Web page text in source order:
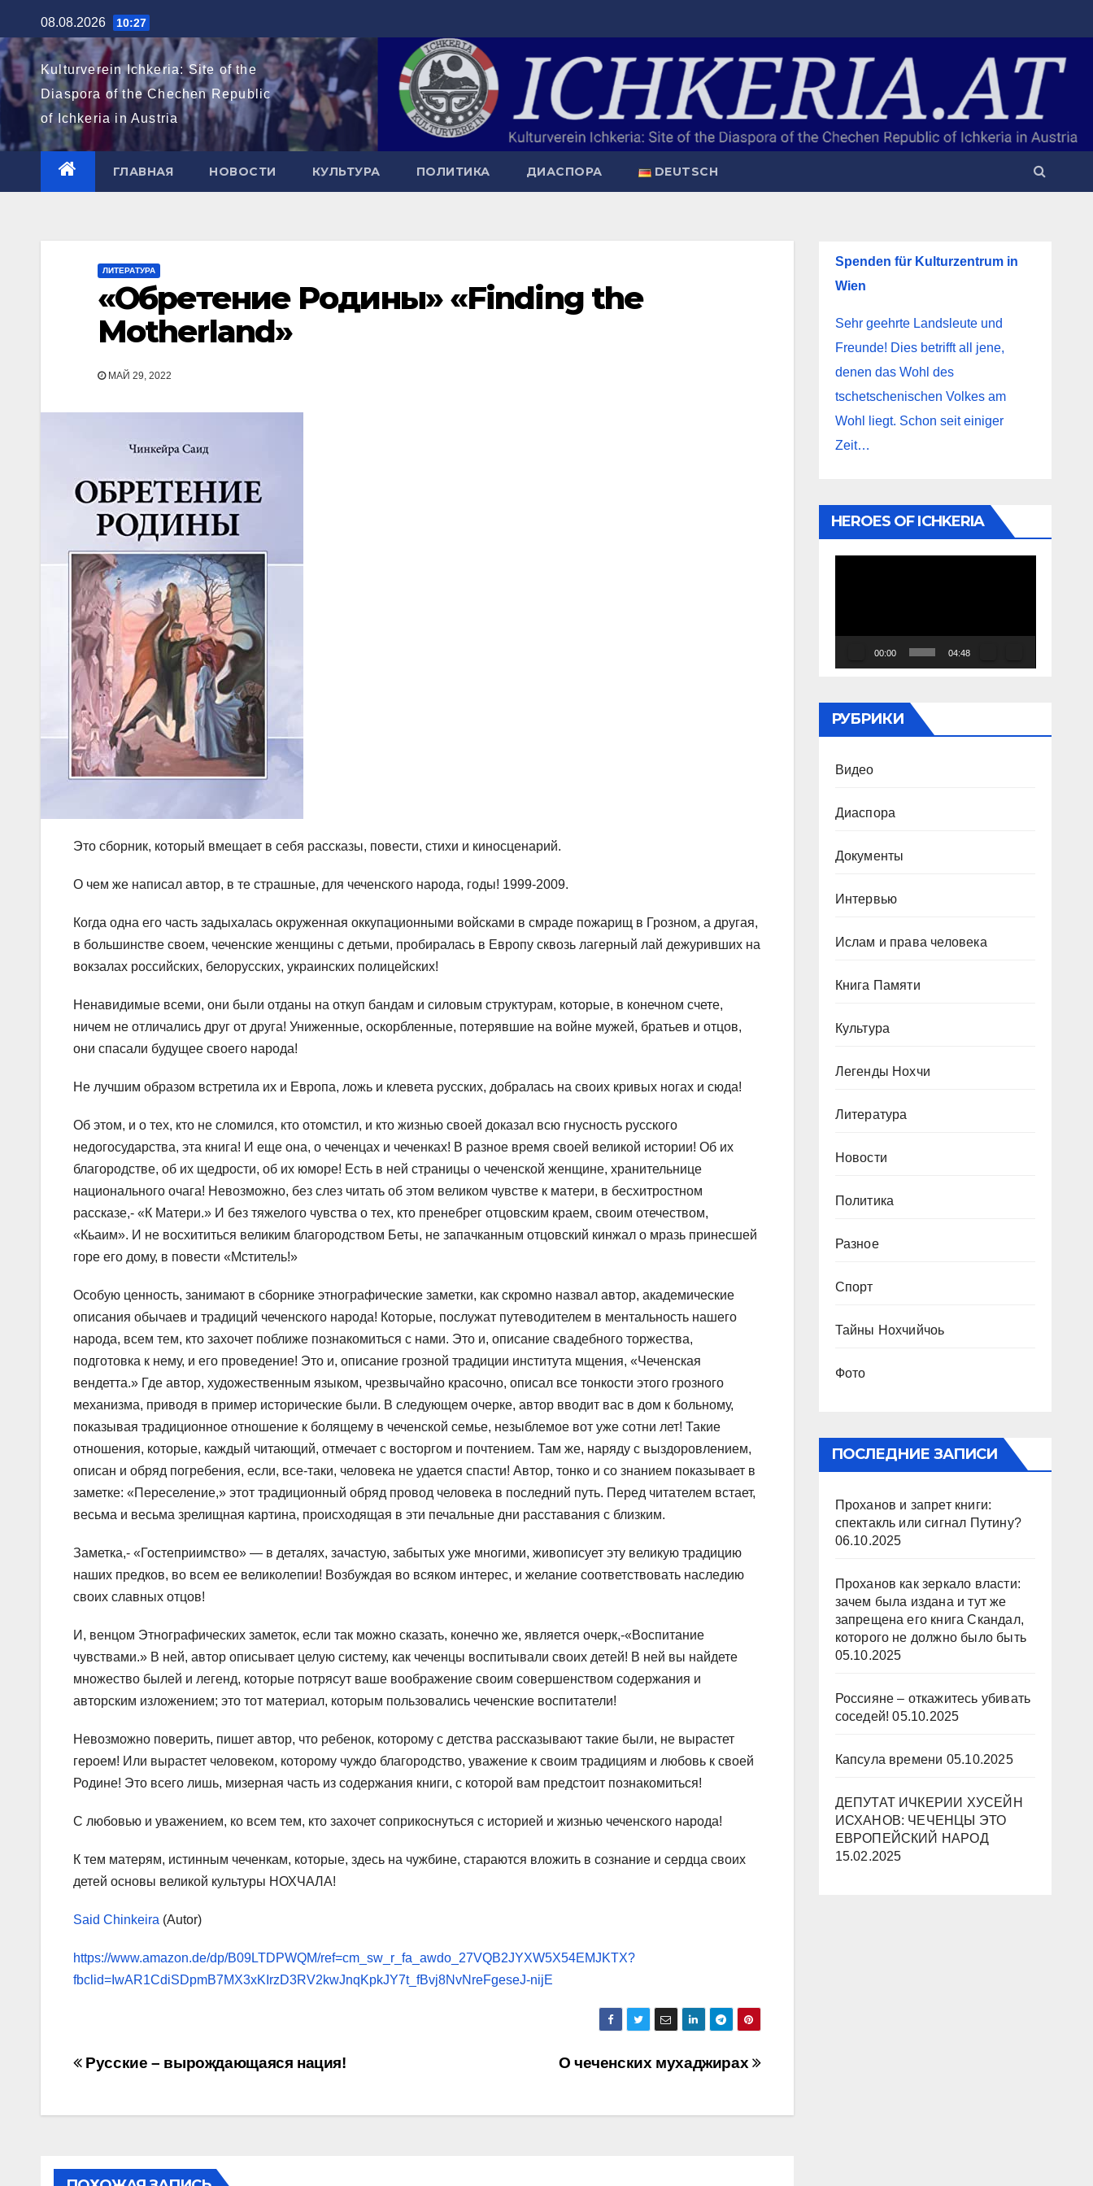
к
содержимому
08.08.2026 10:27
Kulturverein Ichkeria: Site of the
Diaspora of the Chechen Republic
of Ichkeria in Austria
ГЛАВНАЯ НОВОСТИ КУЛЬТУРА ПОЛИТИКА ДИАСПОРА DEUTSCH
ЛИТЕРАТУРА
«Обретение Родины» «Finding the
Motherland»
МАЙ 29, 2022
Это сборник, который вмещает в себя рассказы, повести, стихи и киносценарий.
О чем же написал автор, в те страшные, для чеченского народа, годы! 1999-2009.
Когда одна его часть задыхалась окруженная оккупационными войсками в смраде пожарищ в Грозном, а другая,
в большинстве своем, чеченские женщины с детьми, пробиралась в Европу сквозь лагерный лай дежуривших на
вокзалах российских, белорусских, украинских полицейских!
Ненавидимые всеми, они были отданы на откуп бандам и силовым структурам, которые, в конечном счете,
ничем не отличались друг от друга! Униженные, оскорбленные, потерявшие на войне мужей, братьев и отцов,
они спасали будущее своего народа!
Не лучшим образом встретила их и Европа, ложь и клевета русских, добралась на своих кривых ногах и сюда!
Об этом, и о тех, кто не сломился, кто отомстил, и кто жизнью своей доказал всю гнусность русского
недогосударства, эта книга! И еще она, о чеченцах и чеченках! В разное время своей великой истории! Об их
благородстве, об их щедрости, об их юморе! Есть в ней страницы о чеченской женщине, хранительнице
национального очага! Невозможно, без слез читать об этом великом чувстве к матери, в бесхитростном
рассказе,- «К Матери.» И без тяжелого чувства о тех, кто пренебрег отцовским краем, своим отечеством,
«Кьаим». И не восхититься великим благородством Беты, не запачканным отцовский кинжал о мразь принесшей
горе его дому, в повести «Мститель!»
Особую ценность, занимают в сборнике этнографические заметки, как скромно назвал автор, академические
описания обычаев и традиций чеченского народа! Которые, послужат путеводителем в ментальность нашего
народа, всем тем, кто захочет поближе познакомиться с нами. Это и, описание свадебного торжества,
подготовка к нему, и его проведение! Это и, описание грозной традиции института мщения, «Чеченская
вендетта.» Где автор, художественным языком, чрезвычайно красочно, описал все тонкости этого грозного
механизма, приводя в пример исторические были. В следующем очерке, автор вводит вас в дом к больному,
показывая традиционное отношение к болящему в чеченской семье, незыблемое вот уже сотни лет! Такие
отношения, которые, каждый читающий, отмечает с восторгом и почтением. Там же, наряду с выздоровлением,
описан и обряд погребения, если, все-таки, человека не удается спасти! Автор, тонко и со знанием показывает в
заметке: «Переселение,» этот традиционный обряд провод человека в последний путь. Перед читателем встает,
весьма и весьма зрелищная картина, происходящая в эти печальные дни расставания с близким.
Заметка,- «Гостеприимство» — в деталях, зачастую, забытых уже многими, живописует эту великую традицию
наших предков, во всем ее великолепии! Возбуждая во всяком интерес, и желание соответствовать наследию
своих славных отцов!
И, венцом Этнографических заметок, если так можно сказать, конечно же, является очерк,-«Воспитание
чувствами.» В ней, автор описывает целую систему, как чеченцы воспитывали своих детей! В ней вы найдете
множество былей и легенд, которые потрясут ваше воображение своим совершенством содержания и
авторским изложением; это тот материал, которым пользовались чеченские воспитатели!
Невозможно поверить, пишет автор, что ребенок, которому с детства рассказывают такие были, не вырастет
героем! Или вырастет человеком, которому чуждо благородство, уважение к своим традициям и любовь к своей
Родине! Это всего лишь, мизерная часть из содержания книги, с которой вам предстоит познакомиться!
С любовью и уважением, ко всем тем, кто захочет соприкоснуться с историей и жизнью чеченского народа!
К тем матерям, истинным чеченкам, которые, здесь на чужбине, стараются вложить в сознание и сердца своих
детей основы великой культуры НОХЧАЛА!
Said Chinkeira (Autor)
https://www.amazon.de/dp/B09LTDPWQM/ref=cm_sw_r_fa_awdo_27VQB2JYXW5X54EMJKTX?
fbclid=IwAR1CdiSDpmB7MX3xKIrzD3RV2kwJnqKpkJY7t_fBvj8NvNreFgeseJ-nijE
Навигация
записям
О чеченских мухаджирах
Русские – вырождающаяся нация!
Spenden für Kulturzentrum in
Wien
Sehr geehrte Landsleute und
Freunde! Dies betrifft all jene,
denen das Wohl des
tschetschenischen Volkes am
Wohl liegt. Schon seit einiger
Zeit…
HEROES OF ICHKERIA
00:00 04:48
РУБРИКИ
Видео
Диаспора
Документы
Интервью
Ислам и права человека
Книга Памяти
Культура
Легенды Нохчи
Литература
Новости
Политика
Разное
Спорт
Тайны Нохчийчоь
Фото
ПОСЛЕДНИЕ ЗАПИСИ
Проханов и запрет книги:
спектакль или сигнал Путину?
06.10.2025
Проханов как зеркало власти:
зачем была издана и тут же
запрещена его книга Скандал,
которого не должно было быть
05.10.2025
Россияне – откажитесь убивать
соседей! 05.10.2025
Капсула времени 05.10.2025
ДЕПУТАТ ИЧКЕРИИ ХУСЕЙН
ИСХАНОВ: ЧЕЧЕНЦЫ ЭТО
ЕВРОПЕЙСКИЙ НАРОД
15.02.2025